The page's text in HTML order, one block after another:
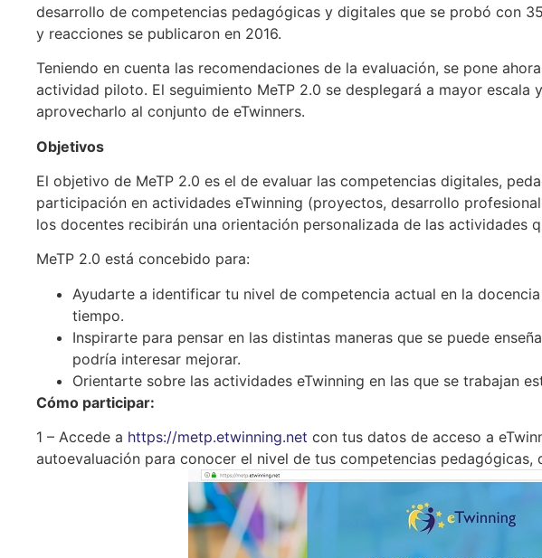
desarrollo de competencias pedagógicas y digitales que se probó con
y reacciones se publicaron en 2016.
Teniendo en cuenta las recomendaciones de la evaluación, se pone
actividad piloto. El seguimiento MeTP 2.0 se desplegará a mayor
aprovecharlo al conjunto de eTwinners.
Objetivos
El objetivo de MeTP 2.0 es el de evaluar las competencias digitales,
participación en actividades eTwinning (proyectos, desarrollo
los docentes recibirán una orientación personalizada de las actividades
MeTP 2.0 está concebido para:
Ayudarte a identificar tu nivel de competencia actual en la
tiempo.
Inspirarte para pensar en las distintas maneras que se puede
podría interesar mejorar.
Orientarte sobre las actividades eTwinning en las que se trabajan
Cómo participar:
1 – Accede a https://metp.etwinning.net con tus datos de acceso a
autoevaluación para conocer el nivel de tus competencias pedagógicas,